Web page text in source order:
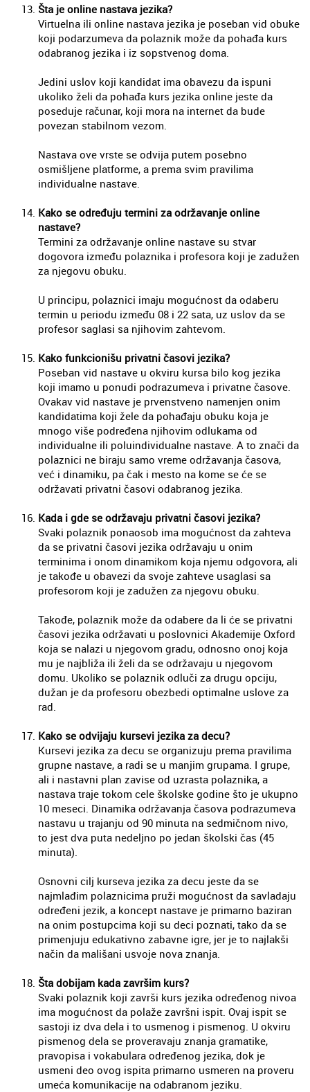
Šta je online nastava jezika?
Virtuelna ili online nastava jezika je poseban vid obuke
koji podarzumeva da polaznik može da pohađa kurs
odabranog jezika i iz sopstvenog doma.
Jedini uslov koji kandidat ima obavezu da ispuni
ukoliko želi da pohađa kurs jezika online jeste da
poseduje računar, koji mora na internet da bude
povezan stabilnom vezom.
Nastava ove vrste se odvija putem posebno
osmišljene platforme, a prema svim pravilima
individualne nastave.
Kako se određuju termini za održavanje online
nastave?
Termini za održavanje online nastave su stvar
dogovora između polaznika i profesora koji je zadužen
za njegovu obuku.
U principu, polaznici imaju mogućnost da odaberu
termin u periodu između 08 i 22 sata, uz uslov da se
profesor saglasi sa njihovim zahtevom.
Kako funkcionišu privatni časovi jezika?
Poseban vid nastave u okviru kursa bilo kog jezika
koji imamo u ponudi podrazumeva i privatne časove.
Ovakav vid nastave je prvenstveno namenjen onim
kandidatima koji žele da pohađaju obuku koja je
mnogo više podređena njihovim odlukama od
individualne ili poluindividualne nastave. A to znači da
polaznici ne biraju samo vreme održavanja časova,
već i dinamiku, pa čak i mesto na kome se će se
održavati privatni časovi odabranog jezika.
Kada i gde se održavaju privatni časovi jezika?
Svaki polaznik ponaosob ima mogućnost da zahteva
da se privatni časovi jezika održavaju u onim
terminima i onom dinamikom koja njemu odgovora, ali
je takođe u obavezi da svoje zahteve usaglasi sa
profesorom koji je zadužen za njegovu obuku.
Takođe, polaznik može da odabere da li će se privatni
časovi jezika održavati u poslovnici Akademije Oxford
koja se nalazi u njegovom gradu, odnosno onoj koja
mu je najbliža ili želi da se održavaju u njegovom
domu. Ukoliko se polaznik odluči za drugu opciju,
dužan je da profesoru obezbedi optimalne uslove za
rad.
Kako se odvijaju kursevi jezika za decu?
Kursevi jezika za decu se organizuju prema pravilima
grupne nastave, a radi se u manjim grupama. I grupe,
ali i nastavni plan zavise od uzrasta polaznika, a
nastava traje tokom cele školske godine što je ukupno
10 meseci. Dinamika održavanja časova podrazumeva
nastavu u trajanju od 90 minuta na sedmičnom nivo,
to jest dva puta nedeljno po jedan školski čas (45
minuta).
Osnovni cilj kurseva jezika za decu jeste da se
najmlađim polaznicima pruži mogućnost da savladaju
određeni jezik, a koncept nastave je primarno baziran
na onim postupcima koji su deci poznati, tako da se
primenjuju edukativno zabavne igre, jer je to najlakši
način da mališani usvoje nova znanja.
Šta dobijam kada završim kurs?
Svaki polaznik koji završi kurs jezika određenog nivoa
ima mogućnost da polaže završni ispit. Ovaj ispit se
sastoji iz dva dela i to usmenog i pismenog. U okviru
pismenog dela se proveravaju znanja gramatike,
pravopisa i vokabulara određenog jezika, dok je
usmeni deo ovog ispita primarno usmeren na proveru
umeća komunikacije na odabranom jeziku.